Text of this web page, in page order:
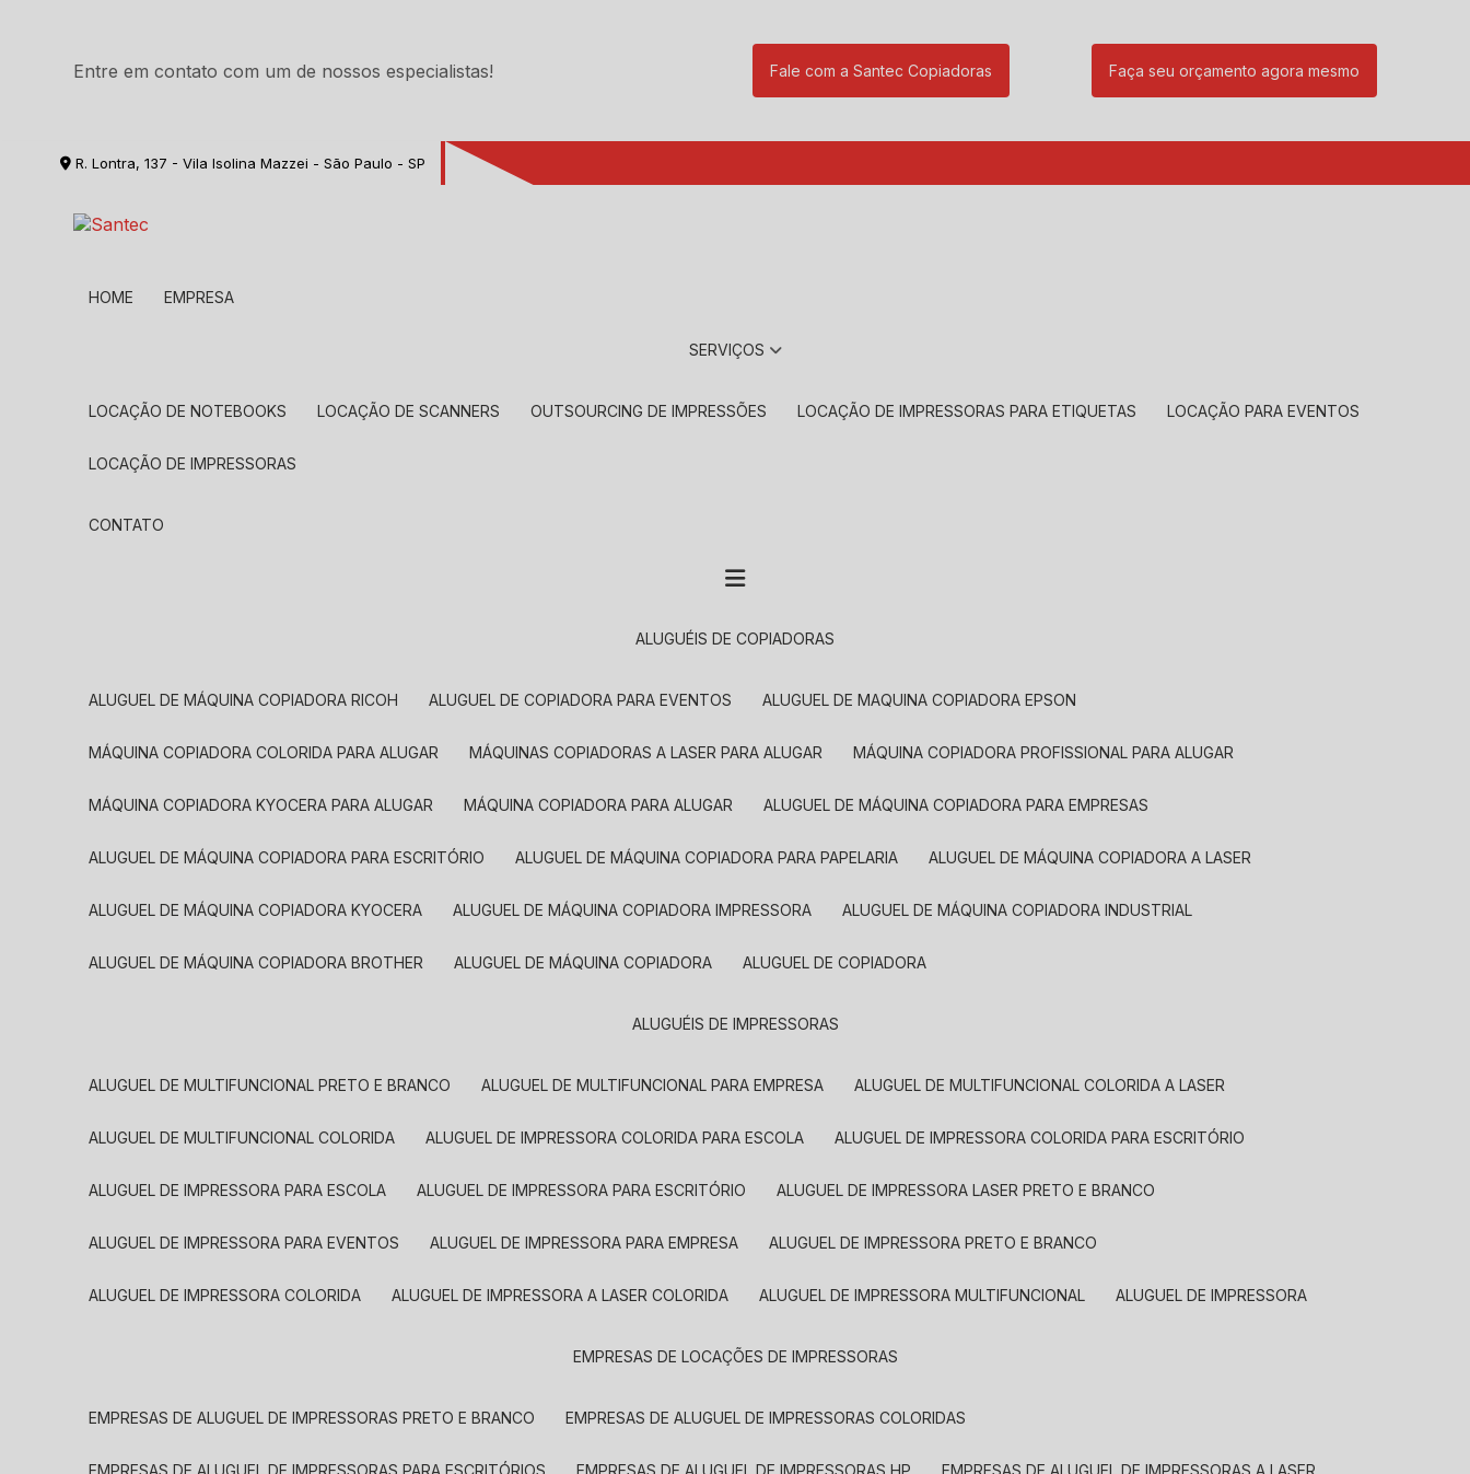
Entre em contato com um de nossos especialistas! Fale com a Santec Copiadoras Faça seu orçamento agora mesmo
R. Lontra, 137 - Vila Isolina Mazzei - São Paulo - SP
HOME EMPRESA
SERVIÇOS
LOCAÇÃO DE NOTEBOOKS LOCAÇÃO DE SCANNERS OUTSOURCING DE IMPRESSÕES LOCAÇÃO DE IMPRESSORAS PARA ETIQUETAS LOCAÇÃO PARA EVENTOS
LOCAÇÃO DE IMPRESSORAS
CONTATO
ALUGUÉIS DE COPIADORAS
ALUGUEL DE MÁQUINA COPIADORA RICOH ALUGUEL DE COPIADORA PARA EVENTOS ALUGUEL DE MAQUINA COPIADORA EPSON
MÁQUINA COPIADORA COLORIDA PARA ALUGAR MÁQUINAS COPIADORAS A LASER PARA ALUGAR MÁQUINA COPIADORA PROFISSIONAL PARA ALUGAR
MÁQUINA COPIADORA KYOCERA PARA ALUGAR MÁQUINA COPIADORA PARA ALUGAR ALUGUEL DE MÁQUINA COPIADORA PARA EMPRESAS
ALUGUEL DE MÁQUINA COPIADORA PARA ESCRITÓRIO ALUGUEL DE MÁQUINA COPIADORA PARA PAPELARIA ALUGUEL DE MÁQUINA COPIADORA A LASER
ALUGUEL DE MÁQUINA COPIADORA KYOCERA ALUGUEL DE MÁQUINA COPIADORA IMPRESSORA ALUGUEL DE MÁQUINA COPIADORA INDUSTRIAL
ALUGUEL DE MÁQUINA COPIADORA BROTHER ALUGUEL DE MÁQUINA COPIADORA ALUGUEL DE COPIADORA
ALUGUÉIS DE IMPRESSORAS
ALUGUEL DE MULTIFUNCIONAL PRETO E BRANCO ALUGUEL DE MULTIFUNCIONAL PARA EMPRESA ALUGUEL DE MULTIFUNCIONAL COLORIDA A LASER
ALUGUEL DE MULTIFUNCIONAL COLORIDA ALUGUEL DE IMPRESSORA COLORIDA PARA ESCOLA ALUGUEL DE IMPRESSORA COLORIDA PARA ESCRITÓRIO
ALUGUEL DE IMPRESSORA PARA ESCOLA ALUGUEL DE IMPRESSORA PARA ESCRITÓRIO ALUGUEL DE IMPRESSORA LASER PRETO E BRANCO
ALUGUEL DE IMPRESSORA PARA EVENTOS ALUGUEL DE IMPRESSORA PARA EMPRESA ALUGUEL DE IMPRESSORA PRETO E BRANCO
ALUGUEL DE IMPRESSORA COLORIDA ALUGUEL DE IMPRESSORA A LASER COLORIDA ALUGUEL DE IMPRESSORA MULTIFUNCIONAL ALUGUEL DE IMPRESSORA
EMPRESAS DE LOCAÇÕES DE IMPRESSORAS
EMPRESAS DE ALUGUEL DE IMPRESSORAS PRETO E BRANCO EMPRESAS DE ALUGUEL DE IMPRESSORAS COLORIDAS
EMPRESAS DE ALUGUEL DE IMPRESSORAS PARA ESCRITÓRIOS EMPRESAS DE ALUGUEL DE IMPRESSORAS HP EMPRESAS DE ALUGUEL DE IMPRESSORAS A LASER